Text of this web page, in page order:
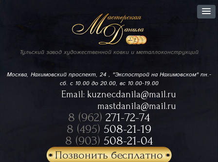
Тульский завод художественной ковки и металлоконструкций
Москва, Нахимовский проспект, 24 , "Экспострой на Нахимовском"пн.-
сб. с 10.00 до 20.00, вс 10.00-19.00
Email: kuznecdanila@mail.ru
mastdanila@mail.ru
8 (962) 271-72-74
8 (495) 508-21-19
8 (903) 508-21-04
Позвонить бесплатно